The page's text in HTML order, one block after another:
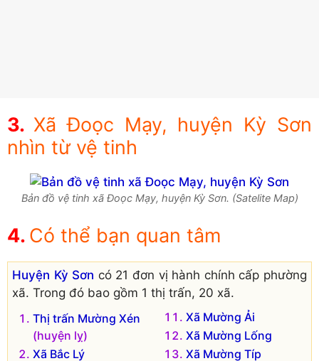
Xã Đoọc Mạy, huyện Kỳ Sơn
nhìn từ vệ tinh
Bản đồ vệ tinh xã Đoọc Mạy, huyện Kỳ Sơn. (Satelite Map)
Có thể bạn quan tâm
Huyện Kỳ Sơn có 21 đơn vị hành chính cấp phường
xã. Trong đó bao gồm 1 thị trấn, 20 xã.
Thị trấn Mường Xén
(huyện lỵ)
Xã Bắc Lý
Xã Mường Ải
Xã Mường Lống
Xã Mường Típ